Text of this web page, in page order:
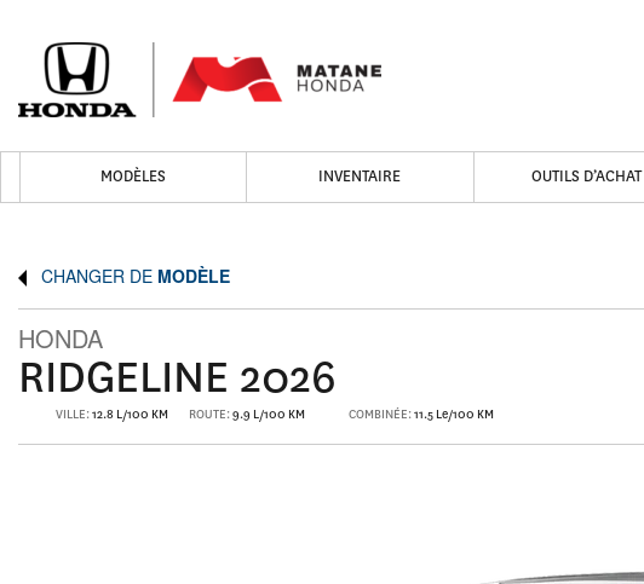
MODÈLES INVENTAIRE OUTILS D’ACHAT
CHANGER DE MODÈLE
HONDA
RIDGELINE 2026
VILLE:12.8 L/100 KM ROUTE:9.9 L/100 KM COMBINÉE:11.5 Le/100 KM